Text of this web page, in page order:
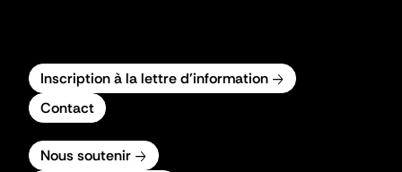
Inscription à la lettre d'information
Contact
Nous soutenir